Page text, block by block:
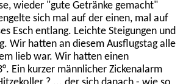
wieder "gute Getränke gemacht"
sich mal auf der einen, mal auf
Esch entlang. Leichte Steigungen und
Wir hatten an diesem Ausflugstag alle
lieb war. Wir hatten einen
Ein kurzer männlicher Zickenalarm